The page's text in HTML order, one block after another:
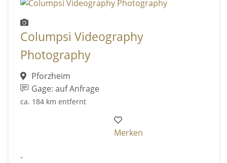
Columpsi Videography
Photography
Pforzheim
Gage: auf Anfrage
ca. 184 km entfernt
Merken
-